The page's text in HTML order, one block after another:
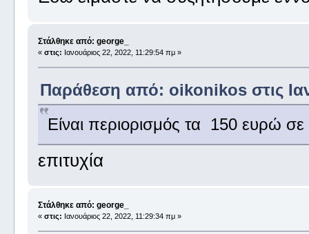
Στάλθηκε από: george_
« στις: Ιανουάριος 22, 2022, 11:29:54 πμ »
Παράθεση από: oikonikos στις
Είναι περιορισμός τα 150 ευρώ
επιτυχία
Στάλθηκε από: george_
« στις: Ιανουάριος 22, 2022, 11:29:34 πμ »